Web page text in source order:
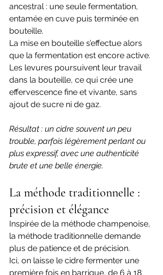
ancestral : une seule fermentation,
entamée en cuve puis terminée en
bouteille.
La mise en bouteille s’effectue alors
que la fermentation est encore active.
Les levures poursuivent leur travail
dans la bouteille, ce qui crée une
effervescence fine et vivante, sans
ajout de sucre ni de gaz.
Résultat : un cidre souvent un peu
trouble, parfois légèrement perlant ou
plus expressif, avec une authenticité
brute et une belle énergie.
La méthode traditionnelle :
précision et élégance
Inspirée de la méthode champenoise,
la méthode traditionnelle demande
plus de patience et de précision.
Ici, on laisse le cidre fermenter une
première fois en barrique, de 6 à 18